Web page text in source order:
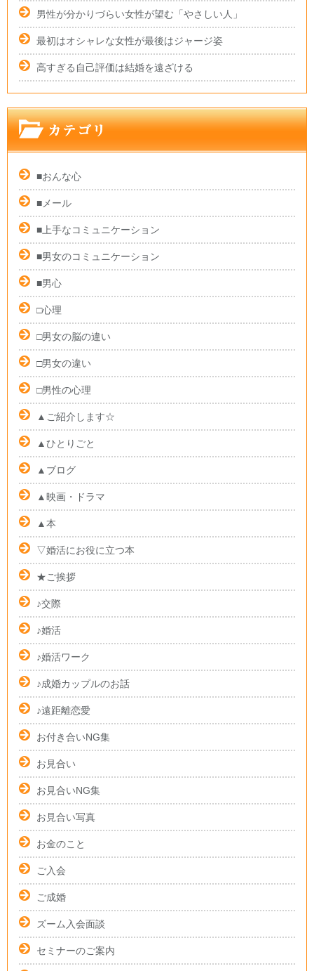
男性が分かりづらい女性が望む「やさしい人」
最初はオシャレな女性が最後はジャージ姿
高すぎる自己評価は結婚を遠ざける
■おんな心
■メール
■上手なコミュニケーション
■男女のコミュニケーション
■男心
□心理
□男女の脳の違い
□男女の違い
□男性の心理
▲ご紹介します☆
▲ひとりごと
▲ブログ
▲映画・ドラマ
▲本
▽婚活にお役に立つ本
★ご挨拶
♪交際
♪婚活
♪婚活ワーク
♪成婚カップルのお話
♪遠距離恋愛
お付き合いNG集
お見合い
お見合いNG集
お見合い写真
お金のこと
ご入会
ご成婚
ズーム入会面談
セミナーのご案内